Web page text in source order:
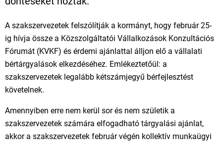
A szakszervezetek felszólítják a kormányt, hogy február 25-
ig hívja össze a Közszolgáltatói Vállalkozások Konzultációs
Fórumát (KVKF) és érdemi ajánlattal álljon elő a vállalati
bértárgyalások elkezdéséhez. Emlékeztetőül: a
szakszervezetek legalább kétszámjegyű bérfejlesztést
követelnek.
Amennyiben erre nem kerül sor és nem születik a
szakszervezetek számára elfogadható tárgyalási ajánlat,
akkor a szakszervezetek február végén kollektív munkaügyi